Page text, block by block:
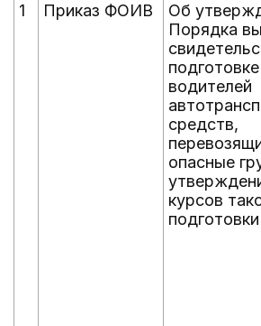
1 Приказ ФОИВ
Об
Порядка
подготовке
водителей
средств,
опасные
курсов
подготовки